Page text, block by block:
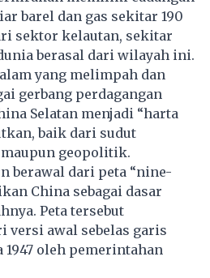
barel dan gas sekitar 190
sektor kelautan, sekitar
berasal dari wilayah ini.
yang melimpah dan
gerbang perdagangan
Selatan menjadi “harta
baik dari sudut
geopolitik.
berawal dari peta “nine-
China sebagai dasar
Peta tersebut
versi awal sebelas garis
oleh pemerintahan